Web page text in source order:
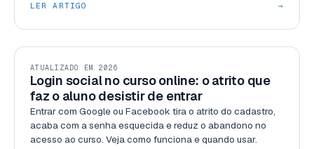
LER ARTIGO →
RECURSOS
ATUALIZADO EM 2026
Login social no curso online: o atrito que
faz o aluno desistir de entrar
Entrar com Google ou Facebook tira o atrito do cadastro,
acaba com a senha esquecida e reduz o abandono no
acesso ao curso. Veja como funciona e quando usar.